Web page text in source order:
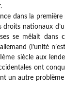
dans la
droits nationaux
se mêlait dans
(l’unité
siècle aux
ont
un autre